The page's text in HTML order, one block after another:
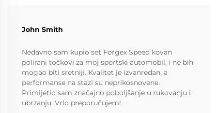
John Smith
Nedavno sam kupio set Forgex Speed kovan
polirani točkovi za moj sportski automobil, i ne bih
mogao biti sretniji. Kvalitet je izvanredan, a
performanse na stazi su neprikosnovene.
Primijetio sam značajno poboljšanje u rukovanju i
ubrzanju. Vrlo preporučujem!